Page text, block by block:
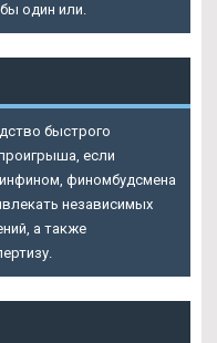
один или.
быстрого
если
финомбудсмена
независимых
а также